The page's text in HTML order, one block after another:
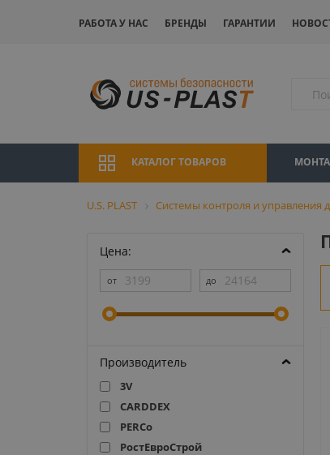
РАБОТА У НАС БРЕНДЫ ГАРАНТИИ
КАТАЛОГ ТОВАРОВ
U.S. PLAST Системы контроля и управления
Цена:
Производитель
3V
CARDDEX
PERCo
РостЕвроСтрой